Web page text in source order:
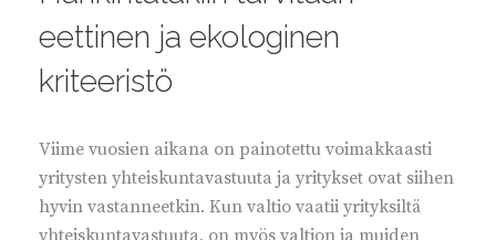
eettinen ja ekologinen
kriteeristö
Viime vuosien aikana on painotettu voimakkaasti
yritysten yhteiskuntavastuuta ja yritykset ovat siihen
hyvin vastanneetkin. Kun valtio vaatii yrityksiltä
yhteiskuntavastuuta, on myös valtion ja muiden